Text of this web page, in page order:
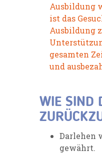
Ausbildung
ist das
Ausbildung
gesamten
und
WIE SIND
Darlehen
gewährt.